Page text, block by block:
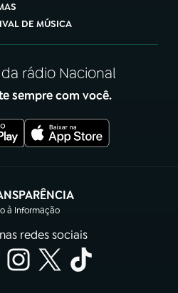
DE MÚSICA
rádio Nacional
sempre com você.
à Informação
(abre em nova aba)
redes sociais